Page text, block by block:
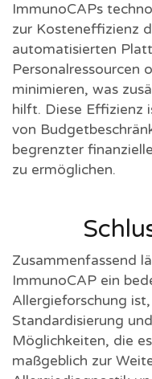
ImmunoCAPs
zur Kosteneffizienz
automatisierten
Personalressourcen
minimieren, was
hilft. Diese Effizienz
von
begrenzter
zu ermöglichen.
Zusammenfassend
ImmunoCAP ein
Allergieforschung
Standardisierung
Möglichkeiten, die
maßgeblich zur